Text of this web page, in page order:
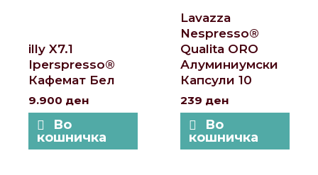
illy X7.1
Iperspresso®
Кафемат Бел
9.900 ден
Во
кошничка
Lavazza
Nespresso®
Qualita ORO
Алуминиумски
Капсули 10
239 ден
Во
кошничка